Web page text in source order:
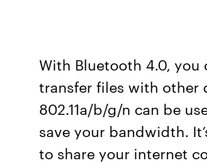
With Bluetooth 4.0, you
transfer files with other
802.11a/b/g/n can be
save your bandwidth.
to share your internet